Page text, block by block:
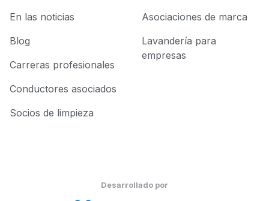
En las noticias
Blog
Carreras profesionales
Conductores asociados
Socios de limpieza
Asociaciones de marca
Lavandería para
empresas
Desarrollado por